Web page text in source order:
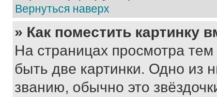
Вернуться наверх
» Как поместить картинку
На страницах просмотра
быть две картинки. Одно из
званию, обычно это